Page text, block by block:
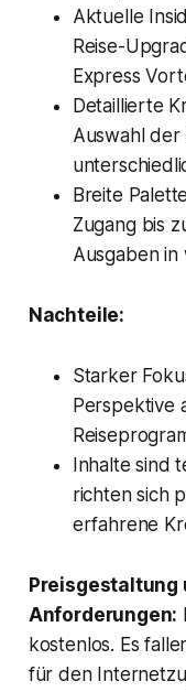
Aktuelle
Reise-
Express
Detaillierte
Auswahl
Breite
Zugang bis
Ausgaben
Nachteile:
Starker
Perspektive
Inhalte sind
richten sich
erfahrene
Preisgestaltung
Anforderungen:
kostenlos. Es
für den